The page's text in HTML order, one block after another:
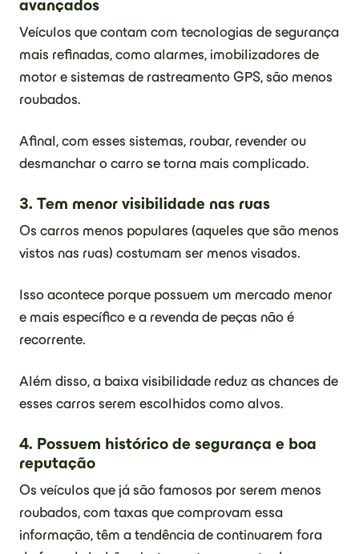
avançados
Veículos que contam com tecnologias de segurança
mais refinadas, como alarmes, imobilizadores de
motor e sistemas de rastreamento GPS, são menos
roubados.
Afinal, com esses sistemas, roubar, revender ou
desmanchar o carro se torna mais complicado.
3. Tem menor visibilidade nas ruas
Os carros menos populares (aqueles que são menos
vistos nas ruas) costumam ser menos visados.
Isso acontece porque possuem um mercado menor
e mais específico e a revenda de peças não é
recorrente.
Além disso, a baixa visibilidade reduz as chances de
esses carros serem escolhidos como alvos.
4. Possuem histórico de segurança e boa
reputação
Os veículos que já são famosos por serem menos
roubados, com taxas que comprovam essa
informação, têm a tendência de continuarem fora